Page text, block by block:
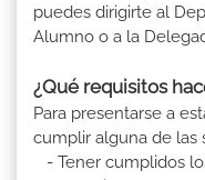
puedes dirigirte al
Alumno o a la
¿Qué requisitos
Para presentarse a
cumplir alguna de las
- Tener cumplidos